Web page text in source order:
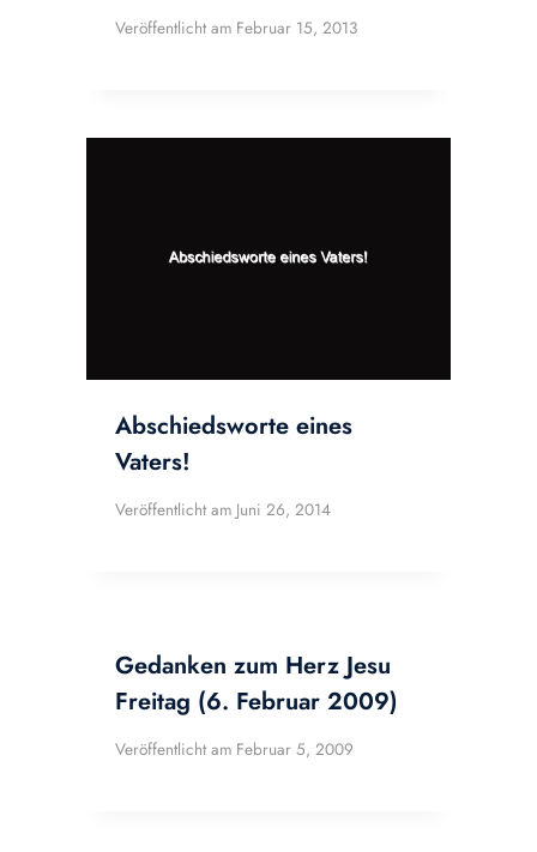
Veröffentlicht am Februar 15, 2013
Abschiedsworte eines
Vaters!
Veröffentlicht am Juni 26, 2014
Gedanken zum Herz Jesu
Freitag (6. Februar 2009)
Veröffentlicht am Februar 5, 2009